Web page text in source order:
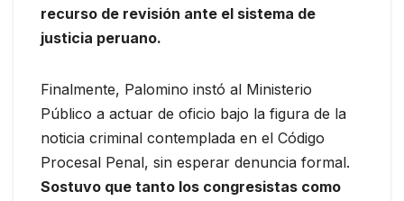
recurso de revisión ante el sistema de
justicia peruano.
Finalmente, Palomino instó al Ministerio
Público a actuar de oficio bajo la figura de la
noticia criminal contemplada en el Código
Procesal Penal, sin esperar denuncia formal.
Sostuvo que tanto los congresistas como